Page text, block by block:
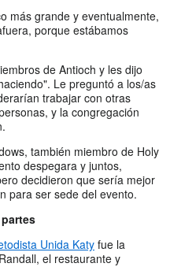
más grande y eventualmente,
porque estábamos
de Antioch y les dijo
Le preguntó a los/as
trabajar con otras
y la congregación
también miembro de Holy
despegara y juntos,
decidieron que sería mejor
para ser sede del evento.
Unida Katy fue la
el restaurante y